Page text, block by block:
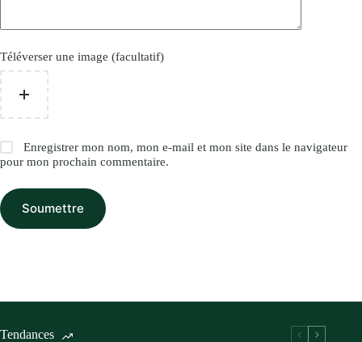
Téléverser une image (facultatif)
Enregistrer mon nom, mon e-mail et mon site dans le navigateur
pour mon prochain commentaire.
Soumettre
Tendances